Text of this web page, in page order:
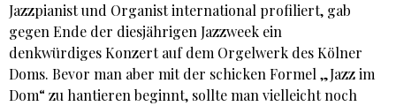
Jazzpianist und Organist international profiliert, gab
gegen Ende der diesjährigen Jazzweek ein
denkwürdiges Konzert auf dem Orgelwerk des Kölner
Doms. Bevor man aber mit der schicken Formel „Jazz im
Dom“ zu hantieren beginnt, sollte man vielleicht noch